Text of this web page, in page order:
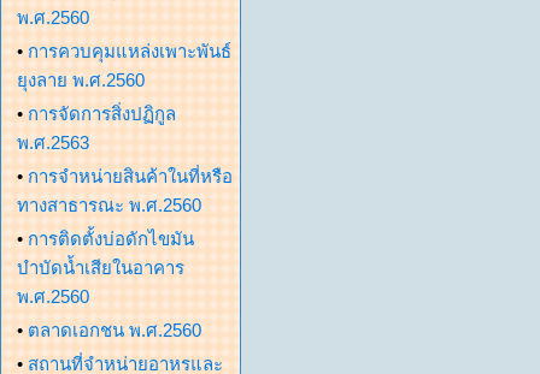
พ.ศ.2560
• การควบคุมแหล่งเพาะพันธ์
ยุงลาย พ.ศ.2560
• การจัดการสิ่งปฏิกูล
พ.ศ.2563
• การจำหน่ายสินค้าในที่หรือ
ทางสาธารณะ พ.ศ.2560
• การติดตั้งบ่อดักไขมัน
บำบัดน้ำเสียในอาคาร
พ.ศ.2560
• ตลาดเอกชน พ.ศ.2560
• สถานที่จำหน่ายอาหรและ